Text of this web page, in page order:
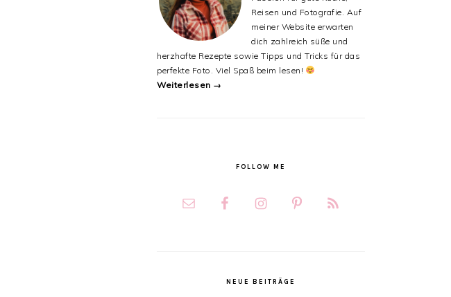
Reisen und Fotografie. Auf
meiner Website erwarten
dich zahlreich süße und
herzhafte Rezepte sowie Tipps und Tricks für das
perfekte Foto. Viel Spaß beim lesen!
Weiterlesen →
FOLLOW ME
NEUE BEITRÄGE